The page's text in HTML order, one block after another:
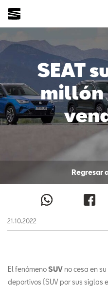
SEAT
millón
Regresar
21.10.2022
El fenómenoSUV no cesa en
deportivos (SUV por sus siglas